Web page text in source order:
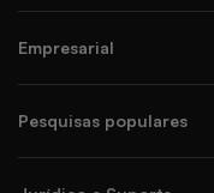
Empresarial
Pesquisas populares